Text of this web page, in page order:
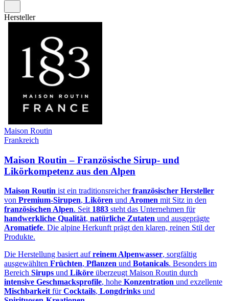
Hersteller
Maison Routin
Frankreich
Maison Routin – Französische Sirup‑ und
Likörkompetenz aus den Alpen
Maison Routin ist ein traditionsreicherfranzösischer Hersteller
von Premium‑Sirupen, Likören und Aromen mit Sitz in den
französischen Alpen. Seit 1883 steht das Unternehmen für
handwerkliche Qualität, natürliche Zutaten und ausgeprägte
Aromatiefe. Die alpine Herkunft prägt den klaren, reinen Stil der
Produkte.
Die Herstellung basiert aufreinem Alpenwasser, sorgfältig
ausgewählten Früchten, Pflanzen und Botanicals. Besonders im
Bereich Sirups und Liköre überzeugt Maison Routin durch
intensive Geschmacksprofile, hohe Konzentration und exzellente
Mischbarkeit fürCocktails, Longdrinks und